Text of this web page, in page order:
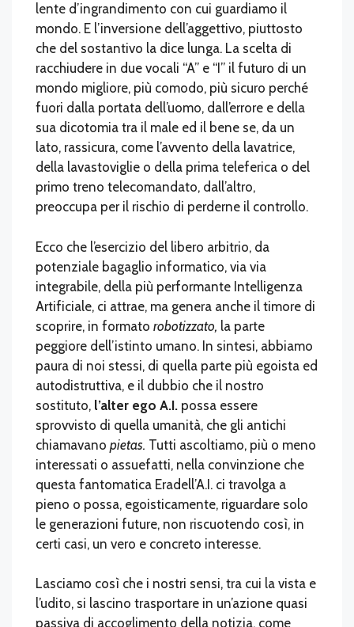
lente d’ingrandimento con cui guardiamo il
mondo. E l’inversione dell’aggettivo, piuttosto
che del sostantivo la dice lunga. La scelta di
racchiudere in due vocali “A” e “I” il futuro di un
mondo migliore, più comodo, più sicuro perché
fuori dalla portata dell’uomo, dall’errore e della
sua dicotomia tra il male ed il bene se, da un
lato, rassicura, come l’avvento della lavatrice,
della lavastoviglie o della prima teleferica o del
primo treno telecomandato, dall’altro,
preoccupa per il rischio di perderne il controllo.
Ecco che l’esercizio del libero arbitrio, da
potenziale bagaglio informatico, via via
integrabile, della più performante Intelligenza
Artificiale, ci attrae, ma genera anche il timore di
scoprire, in formato robotizzato, la parte
peggiore dell’istinto umano. In sintesi, abbiamo
paura di noi stessi, di quella parte più egoista ed
autodistruttiva, e il dubbio che il nostro
sostituto, l’alter ego A.I. possa essere
sprovvisto di quella umanità, che gli antichi
chiamavano pietas. Tutti ascoltiamo, più o meno
interessati o assuefatti, nella convinzione che
questa fantomatica Eradell’A.I. ci travolga a
pieno o possa, egoisticamente, riguardare solo
le generazioni future, non riscuotendo così, in
certi casi, un vero e concreto interesse.
Lasciamo così che i nostri sensi, tra cui la vista e
l’udito, si lascino trasportare in un’azione quasi
passiva di accoglimento della notizia, come